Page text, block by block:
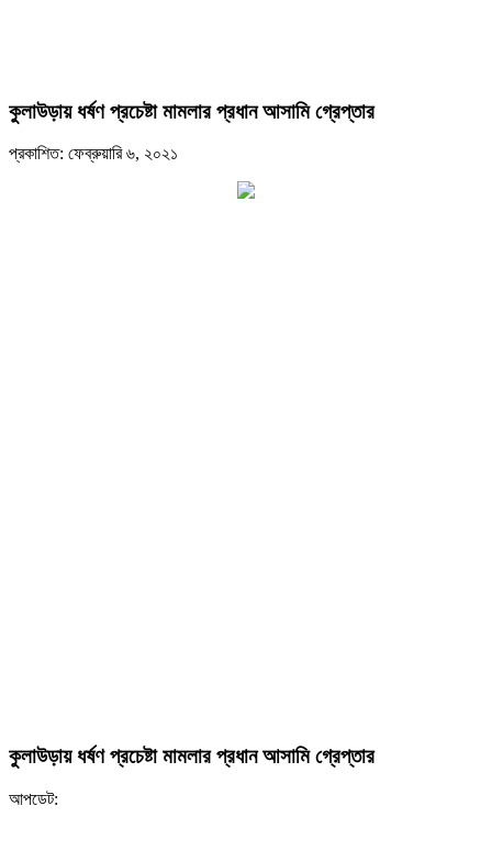
কুলাউড়ায় ধর্ষণ প্রচেষ্টা মামলার প্রধান আসামি গ্রেপ্তার
প্রকাশিত: ফেব্রুয়ারি ৬, ২০২১
কুলাউড়ায় ধর্ষণ প্রচেষ্টা মামলার প্রধান আসামি গ্রেপ্তার
আপডেট: